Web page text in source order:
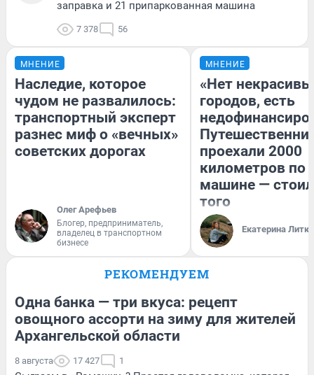
заправка и 21 припаркованная машина
7 378 56
МНЕНИЕ
Наследие, которое
чудом не развалилось:
транспортный эксперт
разнес миф о «вечных»
советских дорогах
Олег Арефьев
Блогер, предприниматель,
владелец в транспортном
бизнесе
МНЕНИЕ
«Нет
городов, есть
проехали 2000
километров по
машине —
того
Екатерина
РЕКОМЕНДУЕМ
Одна банка — три вкуса: рецепт
овощного ассорти на зиму для жителей
Архангельской области
8 августа 17 427 1